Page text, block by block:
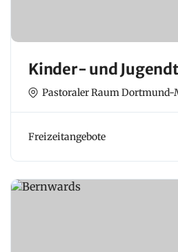
Kinder- und
Liborius / St. Martin
Pastoraler Raum Dortmund-
Freizeitangebote